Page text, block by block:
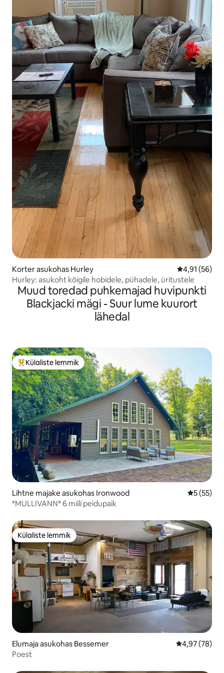
Korter asukohas Hurley Keskmine
4,91 (56)
Hurley: asukoht kõigile hobidele, pühadele, üritustele
Muud toredad puhkemajad huvipunkti
Blackjacki mägi - Suur lume kuurort
lähedal
Külaliste suur lemmik
Külaliste lemmik
Lihtne majake asukohas Ironwood Keskmine
5 (55)
*MULLIVANN* 6 miili peidupaik
Külaliste lemmik
Külaliste lemmik
Elumaja asukohas Bessemer Keskmine
4,97 (78)
Poest